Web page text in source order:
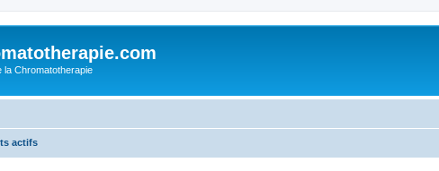
la Chromatotherapie
actifs